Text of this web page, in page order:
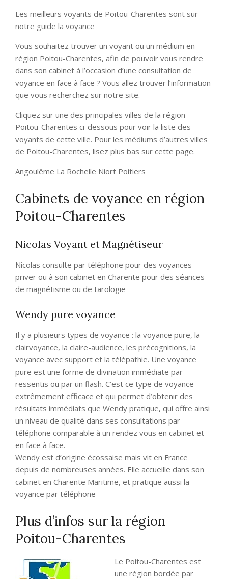
Les meilleurs voyants de Poitou-Charentes sont sur
notre guide la voyance
Vous souhaitez trouver un voyant ou un médium en
région Poitou-Charentes, afin de pouvoir vous rendre
dans son cabinet à l’occasion d’une consultation de
voyance en face à face ? Vous allez trouver l’information
que vous recherchez sur notre site.
Cliquez sur une des principales villes de la région
Poitou-Charentes ci-dessous pour voir la liste des
voyants de cette ville. Pour les médiums d’autres villes
de Poitou-Charentes, lisez plus bas sur cette page.
Angoulême La Rochelle Niort Poitiers
Cabinets de voyance en région
Poitou-Charentes
Nicolas Voyant et Magnétiseur
Nicolas consulte par téléphone pour des voyances
priver ou à son cabinet en Charente pour des séances
de magnétisme ou de tarologie
Wendy pure voyance
Il y a plusieurs types de voyance : la voyance pure, la
clairvoyance, la claire-audience, les précognitions, la
voyance avec support et la télépathie. Une voyance
pure est une forme de divination immédiate par
ressentis ou par un flash. C’est ce type de voyance
extrêmement efficace et qui permet d’obtenir des
résultats immédiats que Wendy pratique, qui offre ainsi
un niveau de qualité dans ses consultations par
téléphone comparable à un rendez vous en cabinet et
en face à face.
Wendy est d’origine écossaise mais vit en France
depuis de nombreuses années. Elle accueille dans son
cabinet en Charente Maritime, et pratique aussi la
voyance par téléphone
Plus d’infos sur la région
Poitou-Charentes
Le Poitou-Charentes est
une région bordée par